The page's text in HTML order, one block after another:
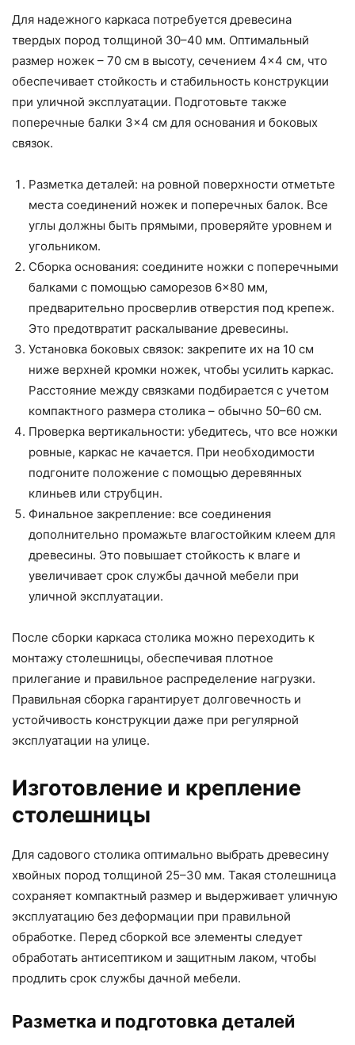
Для надежного каркаса потребуется древесина
твердых пород толщиной 30–40 мм. Оптимальный
размер ножек – 70 см в высоту, сечением 4×4 см, что
обеспечивает стойкость и стабильность конструкции
при уличной эксплуатации. Подготовьте также
поперечные балки 3×4 см для основания и боковых
связок.
Разметка деталей: на ровной поверхности отметьте
места соединений ножек и поперечных балок. Все
углы должны быть прямыми, проверяйте уровнем и
угольником.
Сборка основания: соедините ножки с поперечными
балками с помощью саморезов 6×80 мм,
предварительно просверлив отверстия под крепеж.
Это предотвратит раскалывание древесины.
Установка боковых связок: закрепите их на 10 см
ниже верхней кромки ножек, чтобы усилить каркас.
Расстояние между связками подбирается с учетом
компактного размера столика – обычно 50–60 см.
Проверка вертикальности: убедитесь, что все ножки
ровные, каркас не качается. При необходимости
подгоните положение с помощью деревянных
клиньев или струбцин.
Финальное закрепление: все соединения
дополнительно промажьте влагостойким клеем для
древесины. Это повышает стойкость к влаге и
увеличивает срок службы дачной мебели при
уличной эксплуатации.
После сборки каркаса столика можно переходить к
монтажу столешницы, обеспечивая плотное
прилегание и правильное распределение нагрузки.
Правильная сборка гарантирует долговечность и
устойчивость конструкции даже при регулярной
эксплуатации на улице.
Изготовление и крепление
столешницы
Для садового столика оптимально выбрать древесину
хвойных пород толщиной 25–30 мм. Такая столешница
сохраняет компактный размер и выдерживает уличную
эксплуатацию без деформации при правильной
обработке. Перед сборкой все элементы следует
обработать антисептиком и защитным лаком, чтобы
продлить срок службы дачной мебели.
Разметка и подготовка деталей